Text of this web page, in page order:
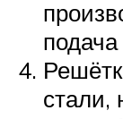
стали,